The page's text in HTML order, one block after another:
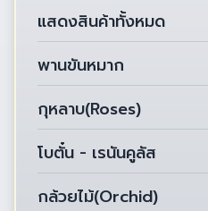
แสดงสินค้าทั้งหมด
พานขันหมาก
กุหลาบ(Roses)
โบตั๋น - เรนันคูลัส
กล้วยไม้(Orchid)